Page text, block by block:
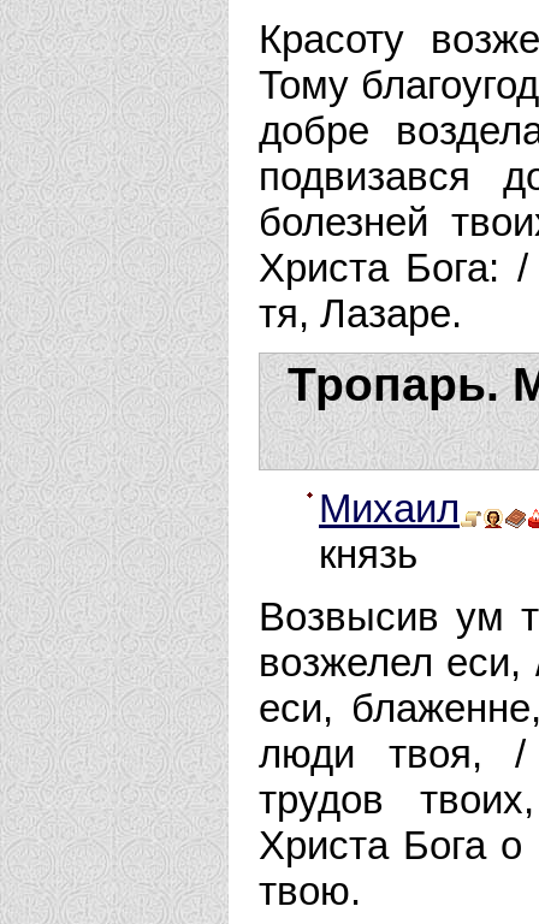
Красоту
Тому
добре
подвизався
болезней
Христа Бога:
тя, Лазаре.
Тропарь.
Михаил
князь
Возвысив ум
возжелел
еси,
люди твоя, /
трудов
Христа Бога
твою.